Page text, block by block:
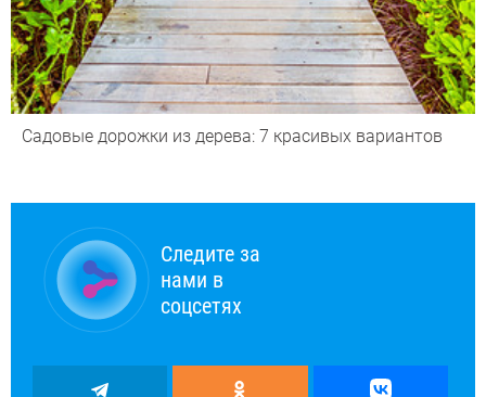
Садовые дорожки из дерева: 7 красивых вариантов
Следите за
нами в
соцсетях